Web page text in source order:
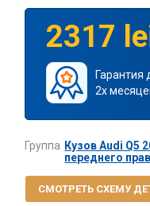
2317
Гарантия
2х
Группа Кузов Audi Q5
переднего
СМОТРЕТЬ СХЕМУ